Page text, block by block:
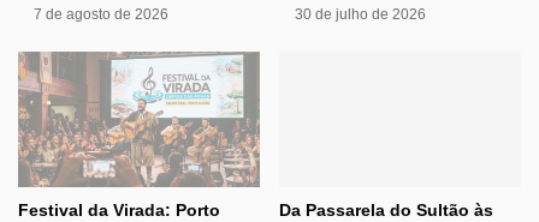
7 de agosto de 2026 30 de julho de 2026
Festival da Virada: Porto
Da Passarela do Sultão às